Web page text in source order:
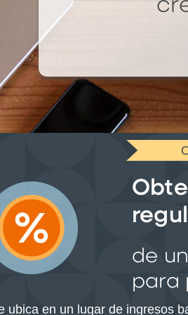
de
para
ubica en un lugar de ingresos